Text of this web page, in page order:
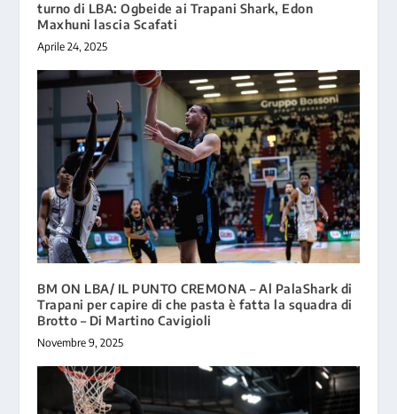
turno di LBA: Ogbeide ai Trapani Shark, Edon
Maxhuni lascia Scafati
Aprile 24, 2025
BM ON LBA/ IL PUNTO CREMONA – Al PalaShark di
Trapani per capire di che pasta è fatta la squadra di
Brotto – Di Martino Cavigioli
Novembre 9, 2025